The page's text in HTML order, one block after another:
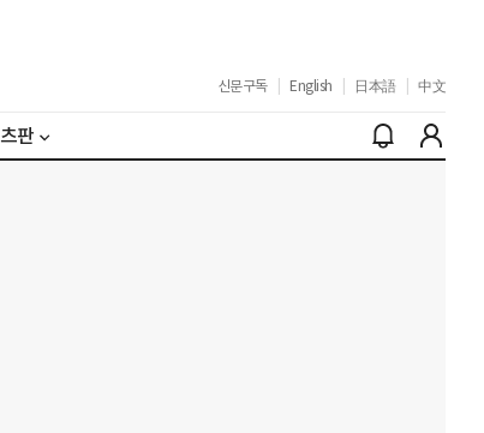
신문구독 English 日本語 中文
판